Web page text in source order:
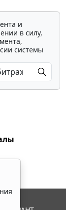
и
в силу,
системы